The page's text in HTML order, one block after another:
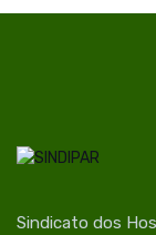
Sindicato dos